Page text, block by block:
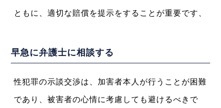
ともに、適切な賠償を提示をすることが重要です、
早急に弁護士に相談する
性犯罪の示談交渉は、加害者本人が行うことが困難
であり、被害者の心情に考慮しても避けるべきで